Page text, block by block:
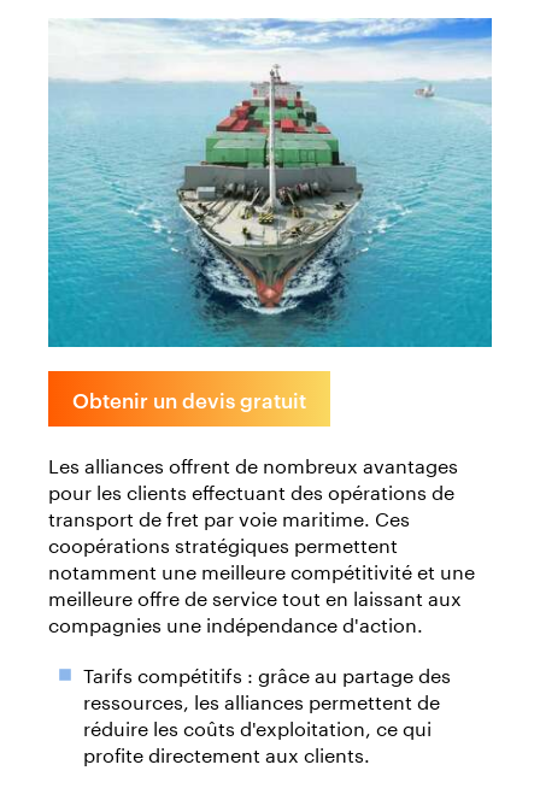
Obtenir un devis gratuit
Les alliances offrent de nombreux avantages
pour les clients effectuant des opérations de
transport de fret par voie maritime. Ces
coopérations stratégiques permettent
notamment une meilleure compétitivité et une
meilleure offre de service tout en laissant aux
compagnies une indépendance d'action.
Tarifs compétitifs : grâce au partage des
ressources, les alliances permettent de
réduire les coûts d'exploitation, ce qui
profite directement aux clients.